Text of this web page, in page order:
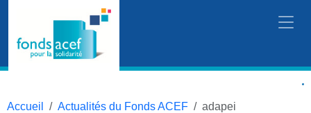
Accueil Actualités du Fonds ACEF adapei